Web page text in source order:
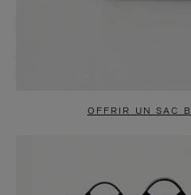
OFFRIR UN SAC